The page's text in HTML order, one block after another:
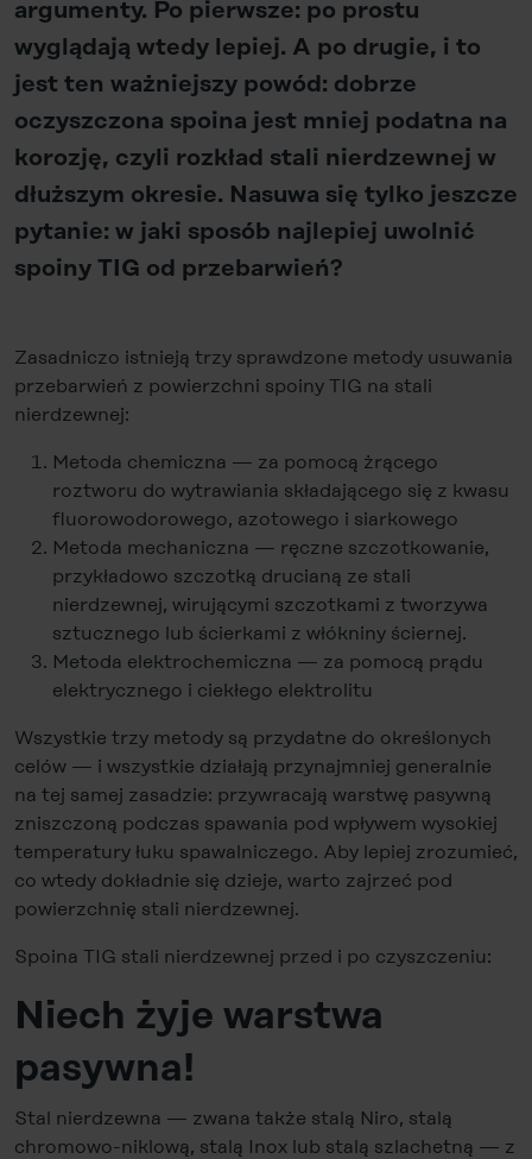
argumenty. Po pierwsze: po prostu
wyglądają wtedy lepiej. A po drugie, i to
jest ten ważniejszy powód: dobrze
oczyszczona spoina jest mniej podatna na
korozję, czyli rozkład stali nierdzewnej w
dłuższym okresie. Nasuwa się tylko jeszcze
pytanie: w jaki sposób najlepiej uwolnić
spoiny TIG od przebarwień?
Zasadniczo istnieją trzy sprawdzone metody usuwania
przebarwień z powierzchni spoiny TIG na stali
nierdzewnej:
Metoda chemiczna — za pomocą żrącego
roztworu do wytrawiania składającego się z kwasu
fluorowodorowego, azotowego i siarkowego
Metoda mechaniczna — ręczne szczotkowanie,
przykładowo szczotką drucianą ze stali
nierdzewnej, wirującymi szczotkami z tworzywa
sztucznego lub ścierkami z włókniny ściernej.
Metoda elektrochemiczna — za pomocą prądu
elektrycznego i ciekłego elektrolitu
Wszystkie trzy metody są przydatne do określonych
celów — i wszystkie działają przynajmniej generalnie
na tej samej zasadzie: przywracają warstwę pasywną
zniszczoną podczas spawania pod wpływem wysokiej
temperatury łuku spawalniczego. Aby lepiej zrozumieć,
co wtedy dokładnie się dzieje, warto zajrzeć pod
powierzchnię stali nierdzewnej.
Spoina TIG stali nierdzewnej przed i po czyszczeniu:
Niech żyje warstwa
pasywna!
Stal nierdzewna — zwana także stalą Niro, stalą
chromowo-niklową, stalą Inox lub stalą szlachetną — z